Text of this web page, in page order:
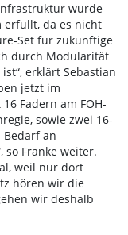
wurde
erfüllt, da es nicht
Set für zukünftige
durch Modularität
erklärt Sebastian
jetzt im
Fadern am FOH-
sowie zwei 16-
Bedarf an
so Franke weiter.
weil nur dort
hören wir die
wir deshalb